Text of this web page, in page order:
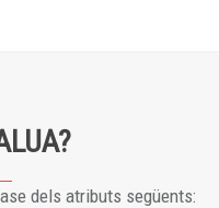
dels atributs següents: